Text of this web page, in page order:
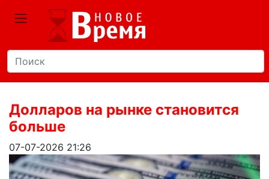
Долларов на рынке становится
больше
07-07-2026 21:26